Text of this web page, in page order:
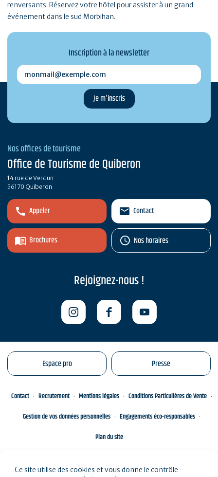
renversants. Réservez votre hôtel pour assister à un grand
événement dans le sud Morbihan.
Inscription à la newsletter
monmail@exemple.com
Nos offices de tourisme
Office de Tourisme de Quiberon
14 rue de Verdun
56170 Quiberon
Appeler
Brochures
Contact
Nos horaires
Rejoignez-nous !
Espace pro Presse
Contact Recrutement Mentions légales
Conditions Particulières de Vente
Gestion de vos données personnelles
Engagements éco-responsables
Plan du site
Ce site utilise des cookies et vous donne le contrôle